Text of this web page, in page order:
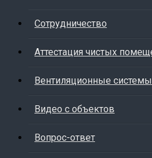
Cотрудничество
Аттестация чистых
Вентиляционные системы
Видео с объектов
Вопрос-ответ